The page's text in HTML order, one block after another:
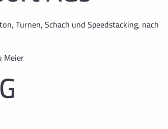
Turnen, Schach und Speedstacking, nach
Meier